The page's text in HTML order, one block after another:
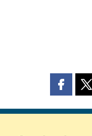
Partager
page